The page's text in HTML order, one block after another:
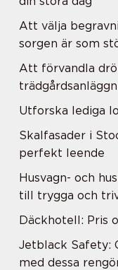
Att välja
sorgen är som
Att förvandla
Utforska lediga
Skalfasader i
perfekt leende
Husvagn- och
till trygga och
Däckhotell: Pris
Jetblack Safety:
med dessa